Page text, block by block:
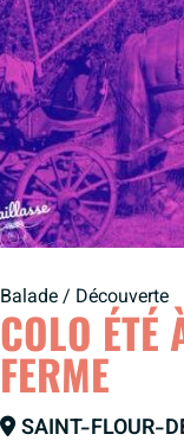
Balade / Découverte
COLO ÉTÉ
FERME
SAINT-FLOUR-